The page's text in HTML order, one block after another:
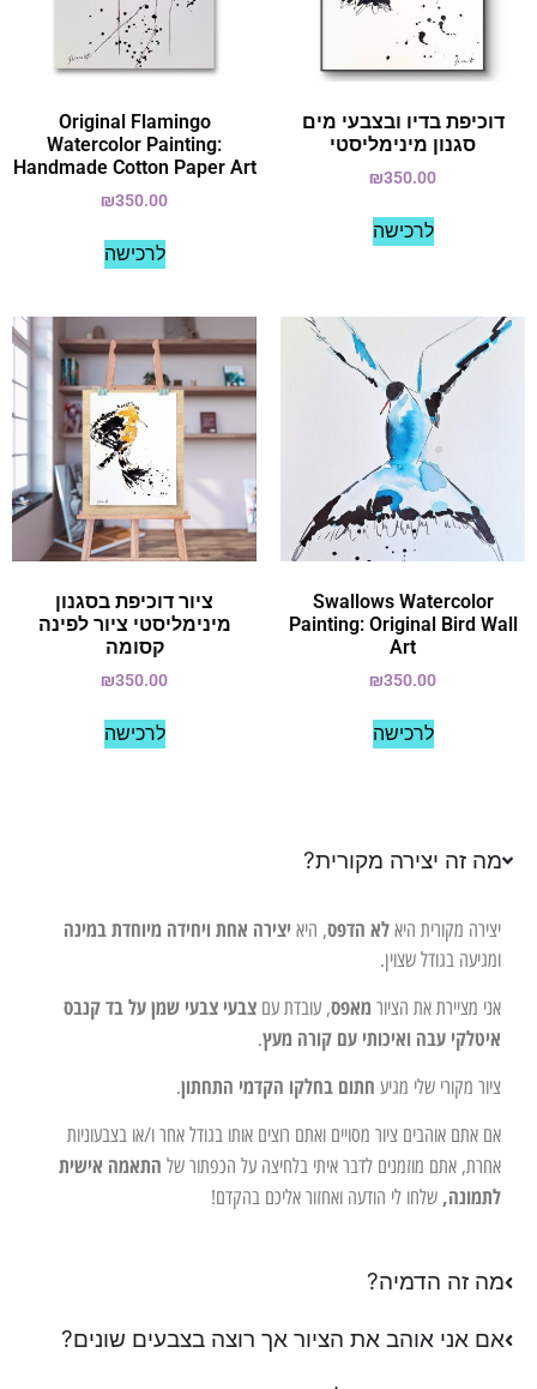
דוכיפת בדיו ובצבעי מים
סגנון מינימליסטי
₪350.00
לרכישה
Original Flamingo
Watercolor Painting:
Handmade Cotton Paper Art
₪350.00
לרכישה
Swallows Watercolor
Painting: Original Bird Wall
Art
₪350.00
לרכישה
ציור דוכיפת בסגנון
מינימליסטי ציור לפינה
קסומה
₪350.00
לרכישה
מה זה יצירה מקורית?
יצירה מקורית היא לא הדפס, היא יצירה אחת ויחידה מיוחדת במינה
ומגיעה בגודל שצוין.
אני מציירת את הציור מאפס, עובדת עם צבעי צבעי שמן על בד קנבס
איטלקי עבה ואיכותי עם קורה מעץ.
ציור מקורי שלי מגיע חתום בחלקו הקדמי התחתון.
אם אתם אוהבים ציור מסויים ואתם רוצים אותו בגודל אחר ו/או בצבעוניות
אחרת, אתם מוזמנים לדבר איתי בלחיצה על הכפתור של התאמה אישית
לתמונה, שלחו לי הודעה ואחזור אליכם בהקדם!
מה זה הדמיה?
אם אני אוהב את הציור אך רוצה בצבעים שונים?